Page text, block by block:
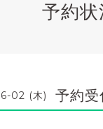
予約
02 (木) 予約受